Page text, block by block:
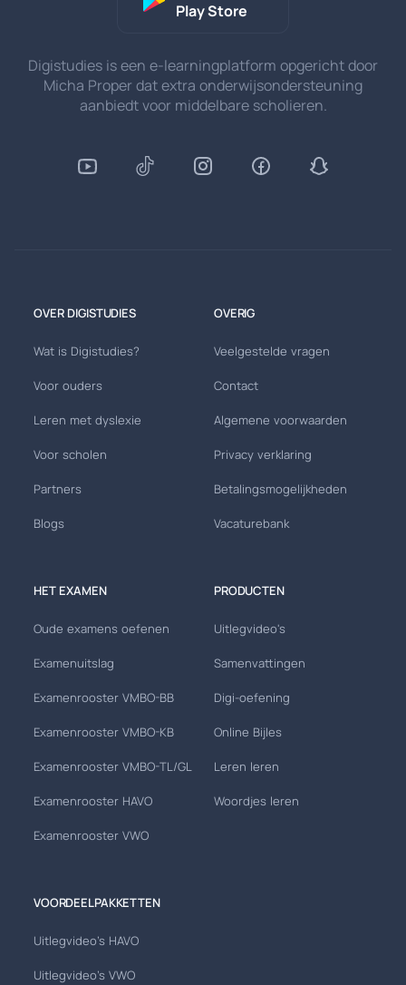
Play Store
Digistudies is een e-learningplatform opgericht door
Micha Proper dat extra onderwijsondersteuning
aanbiedt voor middelbare scholieren.
OVER DIGISTUDIES
Wat is Digistudies?
Voor ouders
Leren met dyslexie
Voor scholen
Partners
Blogs
OVERIG
Veelgestelde vragen
Contact
Algemene voorwaarden
Privacy verklaring
Betalingsmogelijkheden
Vacaturebank
HET EXAMEN
Oude examens oefenen
Examenuitslag
Examenrooster VMBO-BB
Examenrooster VMBO-KB
Examenrooster VMBO-TL/GL
Examenrooster HAVO
Examenrooster VWO
PRODUCTEN
Uitlegvideo's
Samenvattingen
Digi-oefening
Online Bijles
Leren leren
Woordjes leren
VOORDEELPAKKETTEN
Uitlegvideo's HAVO
Uitlegvideo's VWO